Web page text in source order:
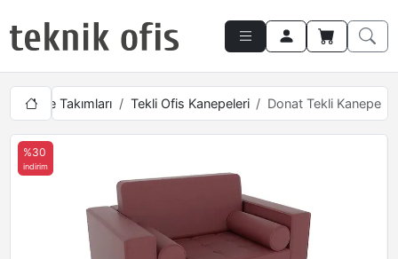
Kanepe Takımları Tekli Ofis Kanepeleri Donat Tekli Kanepe
%30
indirim